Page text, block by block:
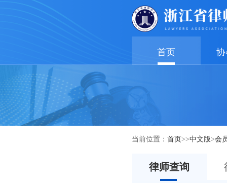
首页
当前位置： 首页>>中文版>会
律师查询